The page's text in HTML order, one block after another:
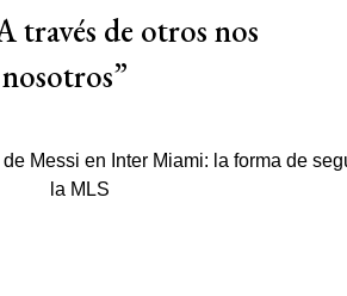
través de otros nos